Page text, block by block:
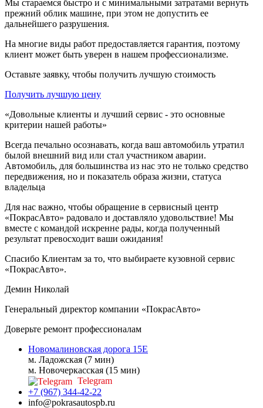
Мы стараемся быстро и с минимальными затратами вернуть
прежний облик машине, при этом не допустить ее
дальнейшего разрушения.
На многие виды работ предоставляется гарантия, поэтому
клиент может быть уверен в нашем профессионализме.
Оставьте заявку, чтобы получить лучшую стоимость
Получить лучшую цену
«Довольные клиенты и лучший сервис - это основные
критерии нашей работы»
Всегда печально осознавать, когда ваш автомобиль утратил
былой внешний вид или стал участником аварии.
Автомобиль, для большинства из нас это не только средство
передвижения, но и показатель образа жизни, статуса
владельца
Для нас важно, чтобы обращение в сервисный центр
«ПокрасАвто» радовало и доставляло удовольствие! Мы
вместе с командой искренне рады, когда полученный
результат превосходит ваши ожидания!
Спасибо Клиентам за то, что выбираете кузовной сервис
«ПокрасАвто».
Демин Николай
Генеральный директор компании «ПокрасАвто»
Доверьте ремонт профессионалам
Новомалиновская дорога 15Е
м. Ладожская (7 мин)
м. Новочеркасская (15 мин)
Telegram
+7 (967) 344-42-22
info@pokrasautospb.ru